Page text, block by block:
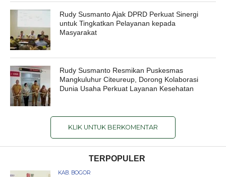
Rudy Susmanto Ajak DPRD Perkuat Sinergi
untuk Tingkatkan Pelayanan kepada
Masyarakat
Rudy Susmanto Resmikan Puskesmas
Mangkuluhur Citeureup, Dorong Kolaborasi
Dunia Usaha Perkuat Layanan Kesehatan
KLIK UNTUK BERKOMENTAR
TERPOPULER
KAB. BOGOR